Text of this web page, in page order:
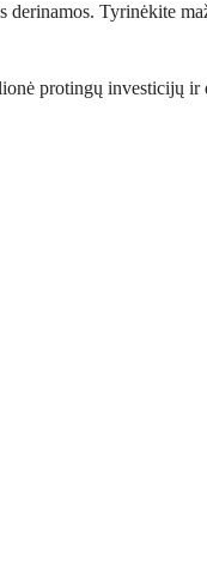
derinamos. Tyrinėkite
protingų investicijų